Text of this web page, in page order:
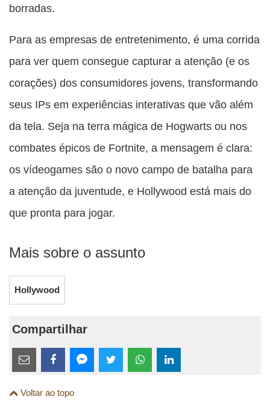
borradas.
Para as empresas de entretenimento, é uma corrida
para ver quem consegue capturar a atenção (e os
corações) dos consumidores jovens, transformando
seus IPs em experiências interativas que vão além
da tela. Seja na terra mágica de Hogwarts ou nos
combates épicos de Fortnite, a mensagem é clara:
os vídeogames são o novo campo de batalha para
a atenção da juventude, e Hollywood está mais do
que pronta para jogar.
Mais sobre o assunto
Hollywood
Compartilhar
Estes
links
são
esta
esta
Voltar ao topo